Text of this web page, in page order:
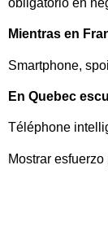
Mientras en
Smartphone,
En Quebec
Téléphone
Mostrar